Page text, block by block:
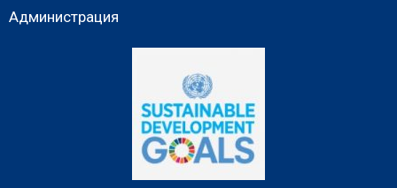
Администрация